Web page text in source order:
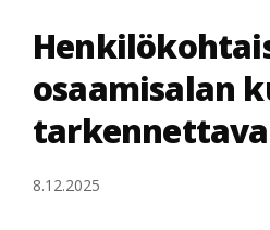
osaamisalan
tarkennettava
8.12.2025